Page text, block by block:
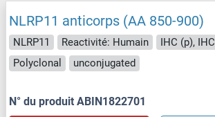
NLRP11 anticorps (AA 850-900)
NLRP11 Reactivité: Humain IHC (p), IHC
Polyclonal
unconjugated
N° du produit ABIN1822701